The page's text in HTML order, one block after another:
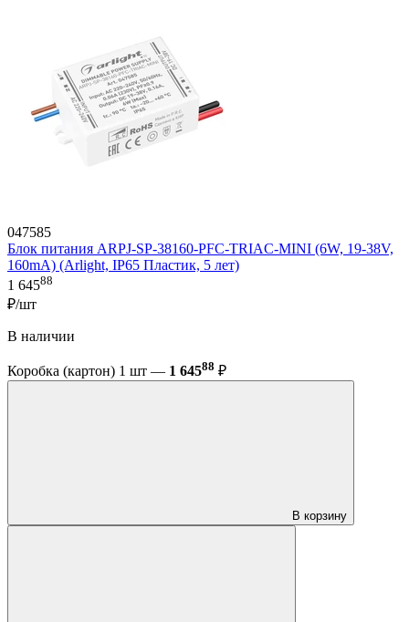
047585
Блок питания ARPJ-SP-38160-PFC-TRIAC-MINI (6W, 19-38V,
160mA) (Arlight, IP65 Пластик, 5 лет)
1 64588
₽/шт
В наличии
Коробка (картон) 1 шт — 1 64588 ₽
В корзину